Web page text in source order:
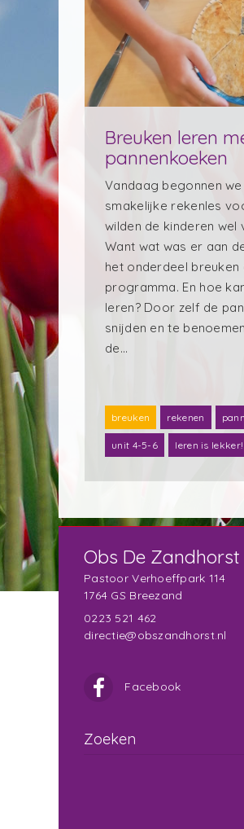
Breuken leren
pannenkoeken
Vandaag begonnen
smakelijke rekenles
wilden de kinderen wel
Want wat was er aan
het onderdeel breuken
programma. En hoe
leren? Door zelf de
snijden en te
de…
breuken rekenen
unit 4-5-6 leren is lekker!
Obs De Zandhorst
Pastoor Verhoeffpark 114
1764 GS Breezand
0223 521 462
directie@obszandhorst.nl
Facebook
Zoeken